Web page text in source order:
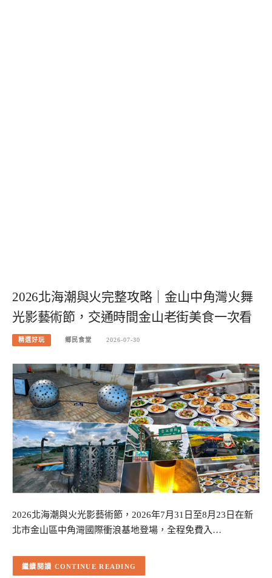
2026北海潮與火完整攻略｜金山中角灣火舞
光影藝術節，交通時間金山老街美食一次看
精選好玩 鄉民食堂 2026-07-30
2026北海潮與火光影藝術節，2026年7月31日至8月23日在新
北市金山區中角灣國際衝浪基地登場，全程免費入…
CONTINUE READING